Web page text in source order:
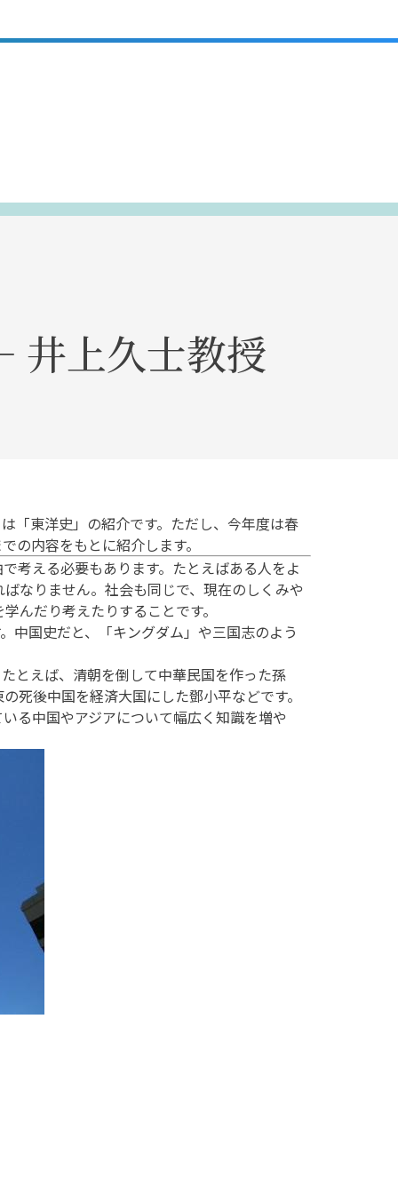
井上久士教授
「東洋史」の紹介です。ただし、今年度は春
の内容をもとに紹介します。
考える必要もあります。たとえばある人をよ
なりません。社会も同じで、現在のしくみや
んだり考えたりすることです。
国史だと、「キングダム」や三国志のよう
とえば、清朝を倒して中華民国を作った孫
死後中国を経済大国にした鄧小平などです。
る中国やアジアについて幅広く知識を増や